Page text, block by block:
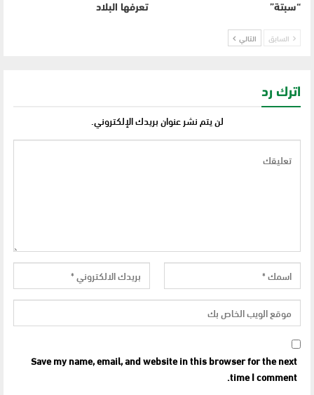
“سبتة” تعرفها البلاد
السابق التالي
اترك رد
لن يتم نشر عنوان بريدك الإلكتروني.
Save my name, email, and website in this browser for the next
time I comment.